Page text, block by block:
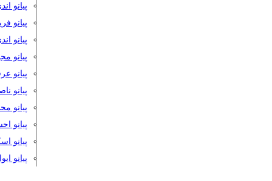
پیانو
پیانو
پیانو
پیانو
پیانو
پیانو
پیانو
پیانو
پیانو
پیانو